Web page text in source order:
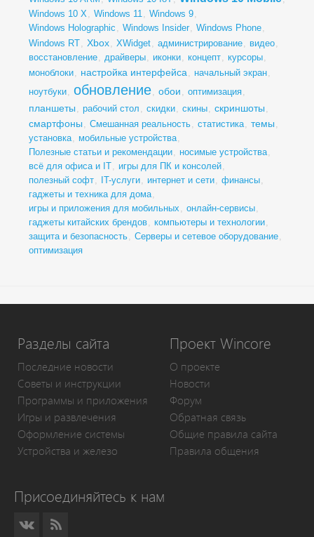
Windows 10 X, Windows 11, Windows 9,
Windows Holographic , Windows Insider, Windows Phone,
Windows RT, Xbox, XWidget, администрирование, видео,
восстановление, драйверы, иконки, концепт, курсоры,
моноблоки, настройка интерфейса, начальный экран,
ноутбуки, обновление, обои , оптимизация,
планшеты , рабочий стол , скидки, скины, скриншоты ,
смартфоны , Смешанная реальность, статистика, темы ,
установка, мобильные устройства,
Полезные статьи и рекомендации, носимые устройства,
всё для офиса и IT, игры для ПК и консолей,
полезный софт, IT-услуги, интернет и сети, финансы,
гаджеты и техника для дома,
игры и приложения для мобильных , онлайн-сервисы,
гаджеты китайских брендов, компьютеры и технологии,
защита и безопасность, Серверы и сетевое оборудование,
оптимизация
Разделы сайта
Последние новости
Советы и инструкции
Программы и приложения
Игры и развлечения
Оформление системы
Устройства и железо
Проект Wincore
О проекте
Новости
Форум
Обратная связь
Общие правила сайта
Правила общения
Присоединяйтесь к нам